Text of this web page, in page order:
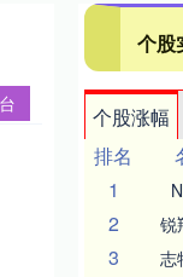
个股
个股涨幅
排名
1
2 锐
3 志